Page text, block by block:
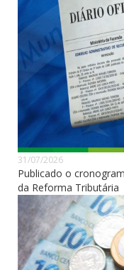
31/07/2026
Publicado o
da Reforma Tributária